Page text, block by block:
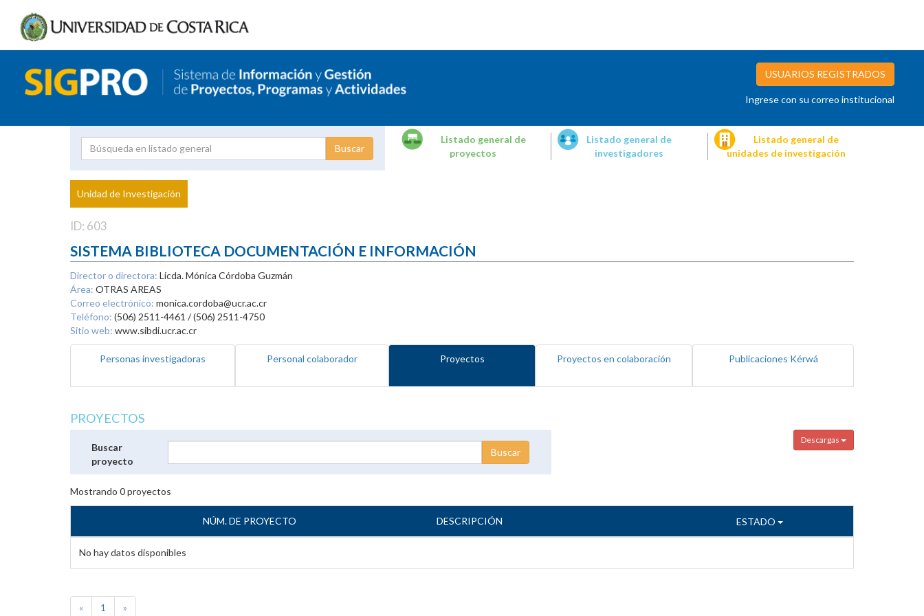
USUARIOS REGISTRADOS
Ingrese con su correo institucional
Proyecto
Investigador
Listado general de
proyectos
Listado general de
investigadores
Listado general de
unidades de investigación
Unidad de Investigación
ID: 603
SISTEMA BIBLIOTECA DOCUMENTACIÓN E INFORMACIÓN
Director o directora: Licda. Mónica Córdoba Guzmán
Área: OTRAS AREAS
Correo electrónico: monica.cordoba@ucr.ac.cr
Teléfono: (506) 2511-4461 / (506) 2511-4750
Sitio web: www.sibdi.ucr.ac.cr
Personas investigadoras Personal colaborador Proyectos Proyectos en colaboración Publicaciones Kérwá
PROYECTOS
Descargas
Buscar
proyecto
Mostrando 0proyectos
NÚM. DE PROYECTO DESCRIPCIÓN ESTADO
No hay datos disponibles
« 1 »